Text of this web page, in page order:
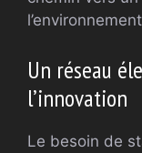
Un réseau
l’innovation
Le besoin de